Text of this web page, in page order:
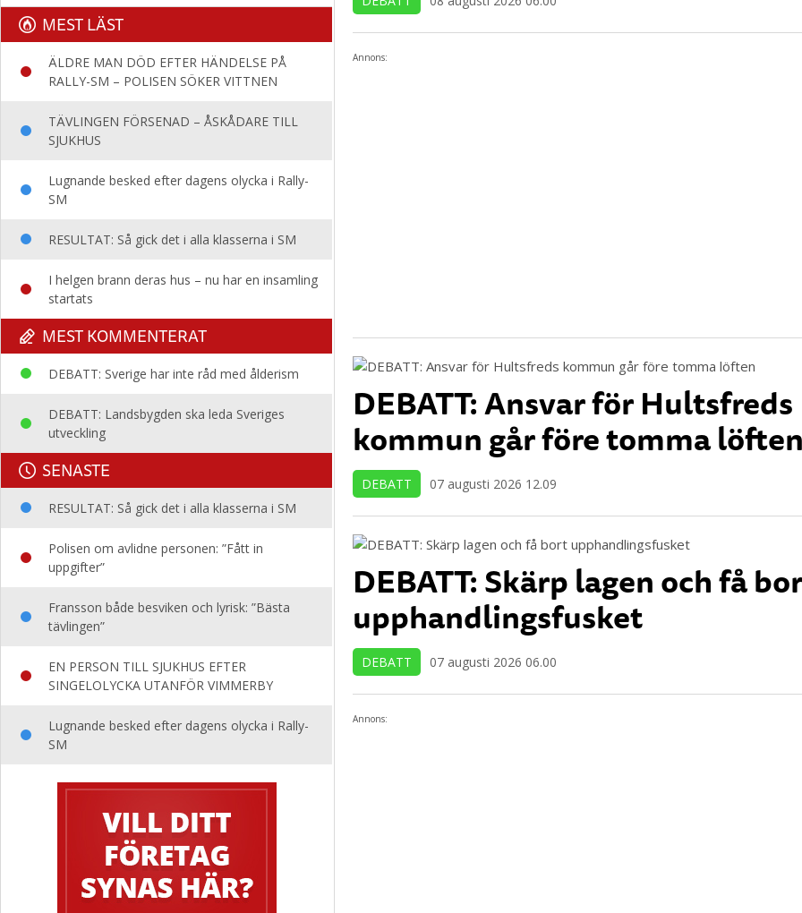
MEST LÄST
ÄLDRE MAN DÖD EFTER HÄNDELSE PÅ
RALLY-SM – POLISEN SÖKER VITTNEN
TÄVLINGEN FÖRSENAD – ÅSKÅDARE TILL
SJUKHUS
Lugnande besked efter dagens olycka i Rally-
SM
RESULTAT: Så gick det i alla klasserna i SM
I helgen brann deras hus – nu har en insamling
startats
MEST KOMMENTERAT
DEBATT: Sverige har inte råd med ålderism
DEBATT: Landsbygden ska leda Sveriges
utveckling
SENASTE
RESULTAT: Så gick det i alla klasserna i SM
Polisen om avlidne personen: ”Fått in
uppgifter”
Fransson både besviken och lyrisk: ”Bästa
tävlingen”
EN PERSON TILL SJUKHUS EFTER
SINGELOLYCKA UTANFÖR VIMMERBY
Lugnande besked efter dagens olycka i Rally-
SM
Annons:
DEBATT: Ansvar för Hultsfreds
kommun går före tomma
DEBATT 07 augusti 2026 12.09
DEBATT: Skärp lagen och få
upphandlingsfusket
DEBATT 07 augusti 2026 06.00
Annons: